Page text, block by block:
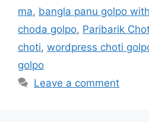
ma, bangla panu golpo
choda golpo, Paribarik
choti, wordpress choti
golpo
Leave a comment